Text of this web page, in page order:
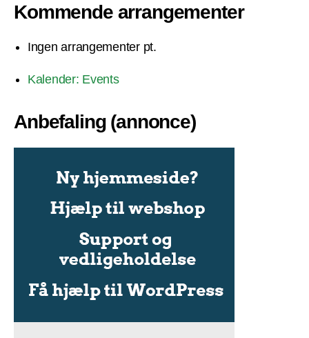
Kommende arrangementer
Ingen arrangementer pt.
Kalender: Events
Anbefaling (annonce)